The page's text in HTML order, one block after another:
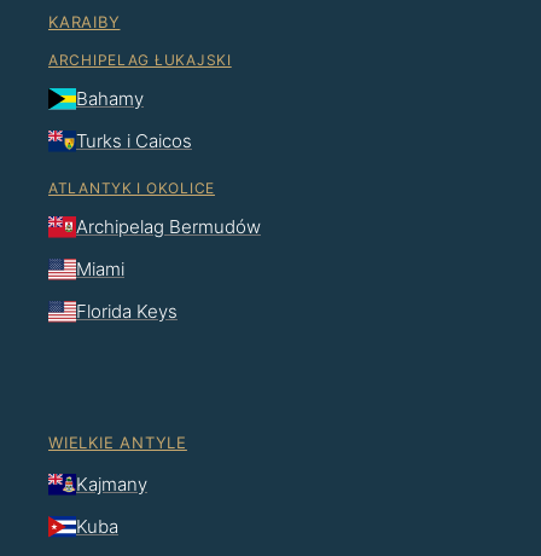
KARAIBY
ARCHIPELAG ŁUKAJSKI
Bahamy
Turks i Caicos
ATLANTYK I OKOLICE
Archipelag Bermudów
Miami
Florida Keys
WIELKIE ANTYLE
Kajmany
Kuba